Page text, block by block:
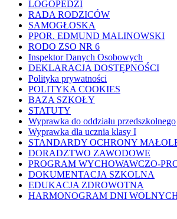
LOGOPEDZI
RADA RODZICÓW
SAMOGŁOSKA
PPOR. EDMUND MALINOWSKI
RODO ZSO NR 6
Inspektor Danych Osobowych
DEKLARACJA DOSTĘPNOŚCI
Polityka prywatności
POLITYKA COOKIES
BAZA SZKOŁY
STATUTY
Wyprawka do oddziału przedszkolnego
Wyprawka dla ucznia klasy I
STANDARDY OCHRONY
DORADZTWO ZAWODOWE
PROGRAM WYCHOWAWCZO-
DOKUMENTACJA SZKOLNA
EDUKACJA ZDROWOTNA
HARMONOGRAM DNI